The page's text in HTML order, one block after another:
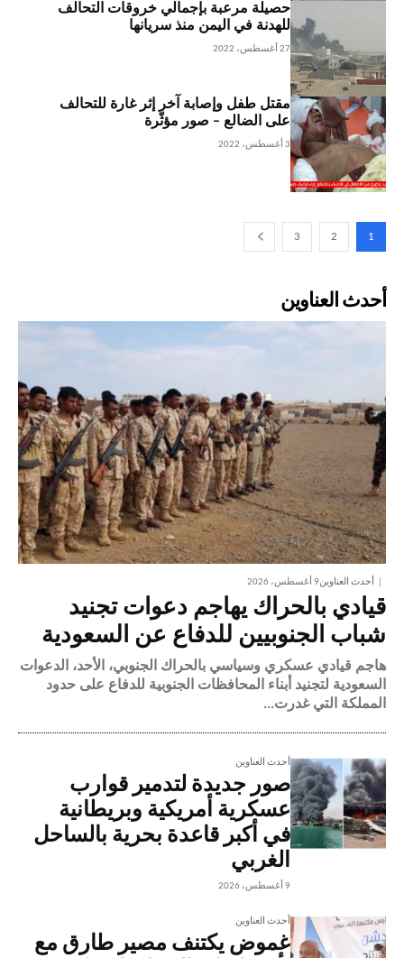
حصيلة مرعبة بإجمالي خروقات التحالف
للهدنة في اليمن منذ سريانها
27 أغسطس، 2022
مقتل طفل وإصابة آخر إثر غارة للتحالف
على الضالع – صور مؤثّرة
3 أغسطس، 2022
1
2
3
أحدث العناوين
أحدث العناوين9 أغسطس، 2026
قيادي بالحراك يهاجم دعوات تجنيد
شباب الجنوبيين للدفاع عن السعودية
هاجم قيادي عسكري وسياسي بالحراك الجنوبي، الأحد، الدعوات
السعودية لتجنيد أبناء المحافظات الجنوبية للدفاع على حدود
المملكة التي غدرت...
أحدث العناوين
صور جديدة لتدمير قوارب
عسكرية أمريكية وبريطانية
في أكبر قاعدة بحرية بالساحل
الغربي
9 أغسطس، 2026
أحدث العناوين
غموض يكتنف مصير طارق مع